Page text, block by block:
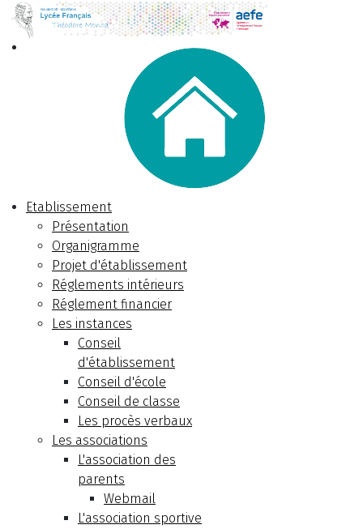
Etablissement
Présentation
Organigramme
Projet d'établissement
Réglements intérieurs
Réglement financier
Les instances
Conseil
d'établissement
Conseil d'école
Conseil de classe
Les procès verbaux
Les associations
L'association des
parents
Webmail
L'association sportive